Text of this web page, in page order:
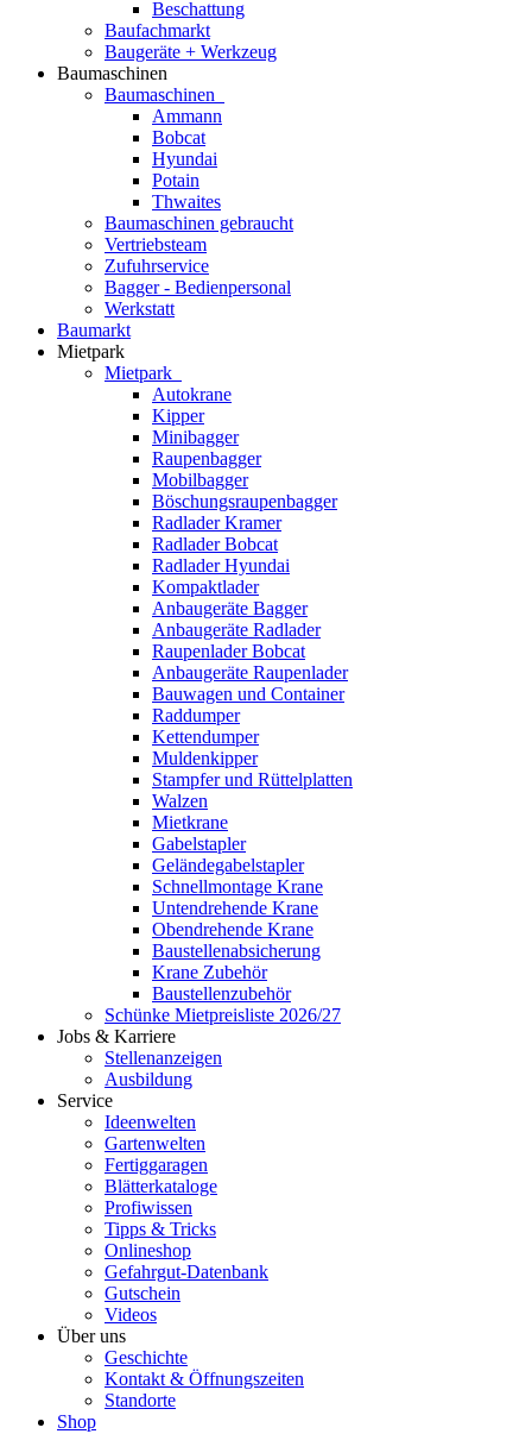
Beschattung
Baufachmarkt
Baugeräte + Werkzeug
Baumaschinen
Baumaschinen
Ammann
Bobcat
Hyundai
Potain
Thwaites
Baumaschinen gebraucht
Vertriebsteam
Zufuhrservice
Bagger - Bedienpersonal
Werkstatt
Baumarkt
Mietpark
Mietpark
Autokrane
Kipper
Minibagger
Raupenbagger
Mobilbagger
Böschungsraupenbagger
Radlader Kramer
Radlader Bobcat
Radlader Hyundai
Kompaktlader
Anbaugeräte Bagger
Anbaugeräte Radlader
Raupenlader Bobcat
Anbaugeräte Raupenlader
Bauwagen und Container
Raddumper
Kettendumper
Muldenkipper
Stampfer und Rüttelplatten
Walzen
Mietkrane
Gabelstapler
Geländegabelstapler
Schnellmontage Krane
Untendrehende Krane
Obendrehende Krane
Baustellenabsicherung
Krane Zubehör
Baustellenzubehör
Schünke Mietpreisliste 2026/27
Jobs & Karriere
Stellenanzeigen
Ausbildung
Service
Ideenwelten
Gartenwelten
Fertiggaragen
Blätterkataloge
Profiwissen
Tipps & Tricks
Onlineshop
Gefahrgut-Datenbank
Gutschein
Videos
Über uns
Geschichte
Kontakt & Öffnungszeiten
Standorte
Shop